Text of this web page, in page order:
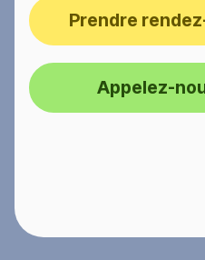
Prendre
Appelez-